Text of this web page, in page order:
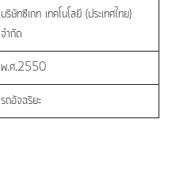
บริษัทซีเกท เทคโนโลยี (ประเทศไทย)
จำกัด
พ.ศ.2550
รถอัจฉริยะ